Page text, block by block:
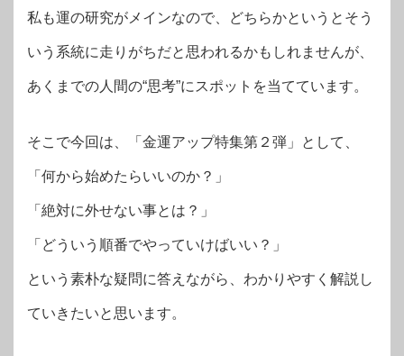
私も運の研究がメインなので、どちらかというとそう
いう系統に走りがちだと思われるかもしれませんが、
あくまでの人間の“思考”にスポットを当てています。
そこで今回は、「金運アップ特集第２弾」として、
「何から始めたらいいのか？」
「絶対に外せない事とは？」
「どういう順番でやっていけばいい？」
という素朴な疑問に答えながら、わかりやすく解説し
ていきたいと思います。